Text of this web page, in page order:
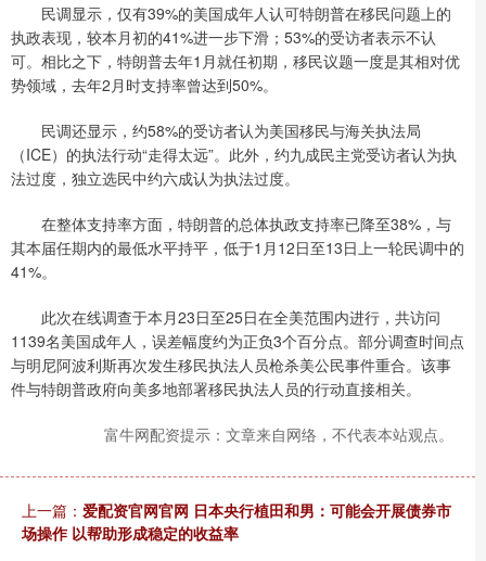
民调显示，仅有39%的美国成年人认可特朗普在移民问题上的
执政表现，较本月初的41%进一步下滑；53%的受访者表示不认
可。相比之下，特朗普去年1月就任初期，移民议题一度是其相对优
势领域，去年2月时支持率曾达到50%。
民调还显示，约58%的受访者认为美国移民与海关执法局
（ICE）的执法行动“走得太远”。此外，约九成民主党受访者认为执
法过度，独立选民中约六成认为执法过度。
在整体支持率方面，特朗普的总体执政支持率已降至38%，与
其本届任期内的最低水平持平，低于1月12日至13日上一轮民调中的
41%。
此次在线调查于本月23日至25日在全美范围内进行，共访问
1139名美国成年人，误差幅度约为正负3个百分点。部分调查时间点
与明尼阿波利斯再次发生移民执法人员枪杀美公民事件重合。该事
件与特朗普政府向美多地部署移民执法人员的行动直接相关。
富牛网配资提示：文章来自网络，不代表本站观点。
上一篇： 爱配资官网官网 日本央行植田和男：可能会开展债券市
场操作 以帮助形成稳定的收益率